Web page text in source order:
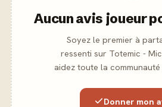
Aucun avis joueur
Soyez le premier à
ressenti sur Totemic -
aidez toute la communauté
Donner mon